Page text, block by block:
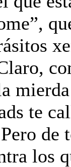
te
de
los